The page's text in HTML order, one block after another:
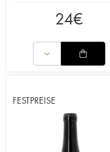
24€
FESTPREISE